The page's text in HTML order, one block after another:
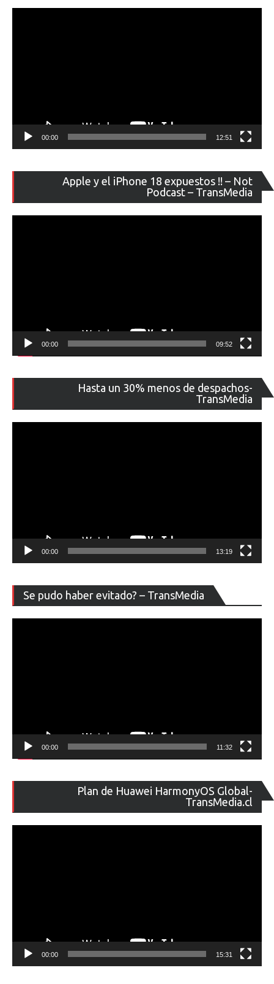
00:00 12:51
Apple y el iPhone 18 expuestos !! – Not
Podcast – TransMedia
de
00:00 09:52
Hasta un 30% menos de despachos-
TransMedia
de
00:00 13:19
Se pudo haber evitado? – TransMedia
de
00:00 11:32
Plan de Huawei HarmonyOS Global-
TransMedia.cl
de
00:00 15:31